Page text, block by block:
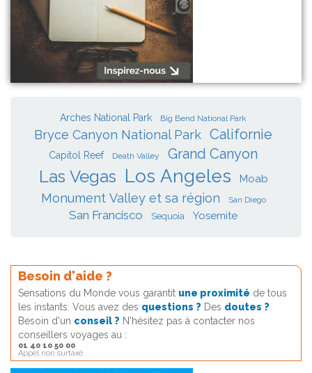
Arches National Park Big Bend National Park
Bryce Canyon National Park Californie
Capitol Reef Death Valley Grand Canyon
Las Vegas Los Angeles Moab
Monument Valley et sa région San Diego
San Francisco Sequoia Yosemite
Besoin d'aide ?
Sensations du Monde vous garantit une proximité de tous
les instants. Vous avez des questions ? Des doutes ?
Besoin d'un conseil ? N'hésitez pas à contacter nos
conseillers voyages au :
01 40 10 50 00
Appel non surtaxé